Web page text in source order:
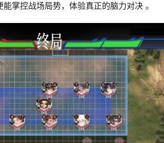
掌控战场局势，体验真正的脑力对决 。